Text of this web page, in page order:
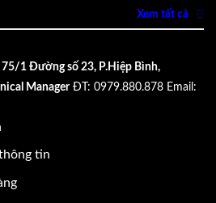
Xem tất cả
75/1 Đường số 23, P.Hiệp Bình,
Manager ĐT: 0979.880.878 Email:
tin